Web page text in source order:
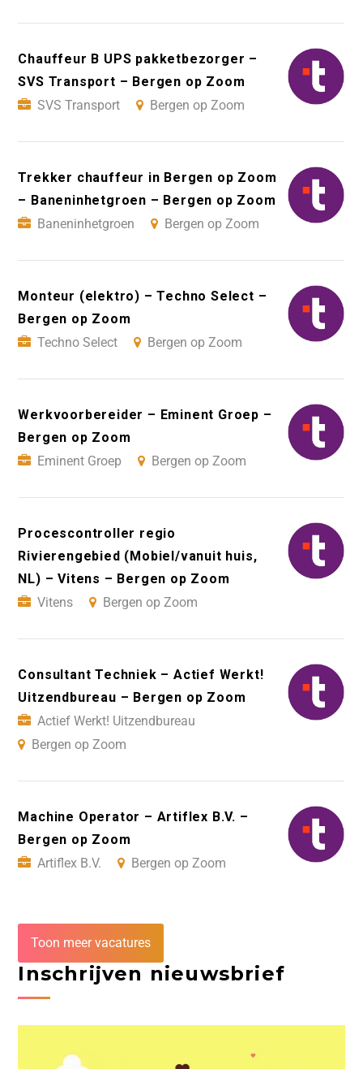
Chauffeur B UPS pakketbezorger –
SVS Transport – Bergen op Zoom
SVS Transport
Bergen op Zoom
Trekker chauffeur in Bergen op Zoom
– Baneninhetgroen – Bergen op Zoom
Baneninhetgroen
Bergen op Zoom
Monteur (elektro) – Techno Select –
Bergen op Zoom
Techno Select
Bergen op Zoom
Werkvoorbereider – Eminent Groep –
Bergen op Zoom
Eminent Groep
Bergen op Zoom
Procescontroller regio
Rivierengebied (Mobiel/vanuit huis,
NL) – Vitens – Bergen op Zoom
Vitens
Bergen op Zoom
Consultant Techniek – Actief Werkt!
Uitzendbureau – Bergen op Zoom
Actief Werkt! Uitzendbureau
Bergen op Zoom
Machine Operator – Artiflex B.V. –
Bergen op Zoom
Artiflex B.V.
Bergen op Zoom
Toon meer vacatures
Inschrijven nieuwsbrief